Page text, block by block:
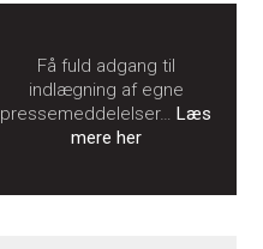
Få fuld adgang til
indlægning af egne
pressemeddelelser…Læs
mere her